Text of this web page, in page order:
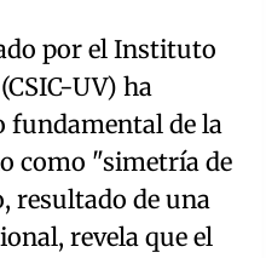
por el Instituto
UV) ha
fundamental de la
como "simetría de
resultado de una
revela que el